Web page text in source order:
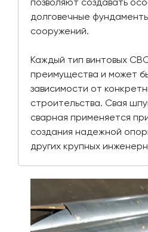
долговечные
сооружений.
Каждый тип винтовых
преимущества и может
зависимости от
строительства. Свая
сварная применяется
создания надежной
других крупных